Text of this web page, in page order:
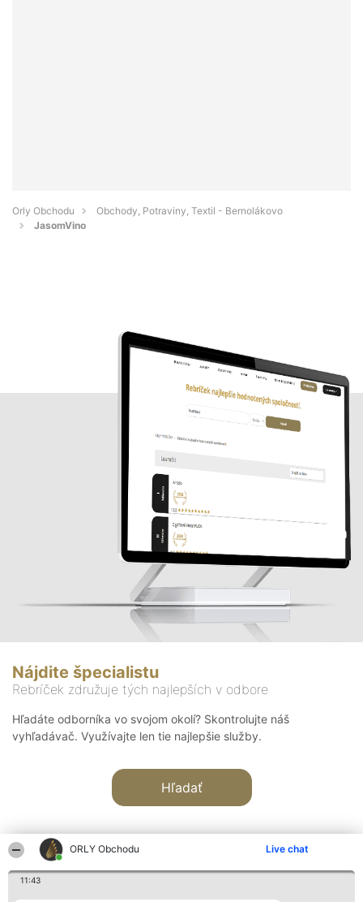
ORLY Obchodu Live chat
11:43
Orly Obchodu
Obchody, Potraviny, Textil - Bernolákovo
JasomVino
Nájdite špecialistu
Rebríček združuje tých najlepších v odbore
Hľadáte odborníka vo svojom okolí? Skontrolujte náš
vyhľadávač. Využívajte len tie najlepšie služby.
Hľadať